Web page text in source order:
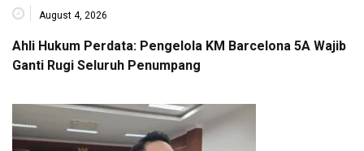
August 4, 2026
Ahli Hukum Perdata: Pengelola KM Barcelona 5A Wajib
Ganti Rugi Seluruh Penumpang